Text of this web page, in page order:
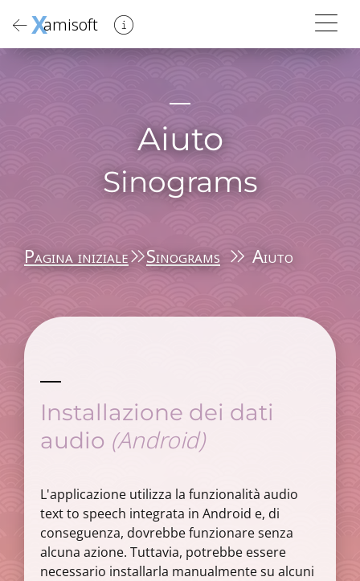
Xamisoft
Aiuto
Sinograms
Pagina iniziale Sinograms Aiuto
Installazione dei dati
audio (Android)
L'applicazione utilizza la funzionalità audio
text to speech integrata in Android e, di
conseguenza, dovrebbe funzionare senza
alcuna azione. Tuttavia, potrebbe essere
necessario installarla manualmente su alcuni